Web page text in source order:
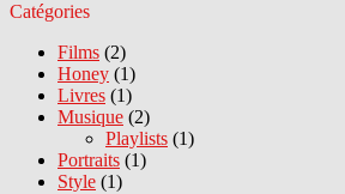
Catégories
Films (2)
Honey (1)
Livres (1)
Musique (2)
Playlists (1)
Portraits (1)
Style (1)